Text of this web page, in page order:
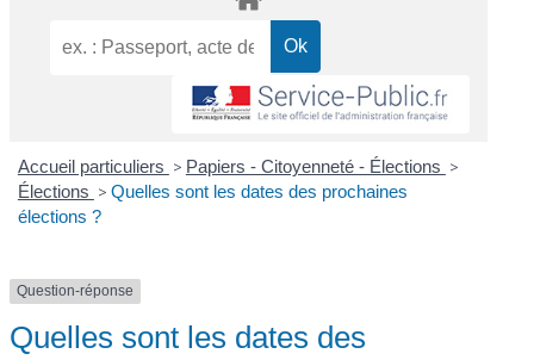
Accueil particuliers > Papiers - Citoyenneté - Élections >
Élections > Quelles sont les dates des prochaines
élections ?
Question-réponse
Quelles sont les dates des